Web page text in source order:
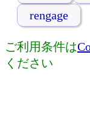
rengage
ご利用条件は
ください